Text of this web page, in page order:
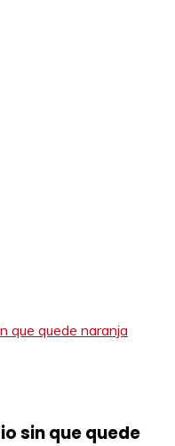
que quede naranja
sin que quede